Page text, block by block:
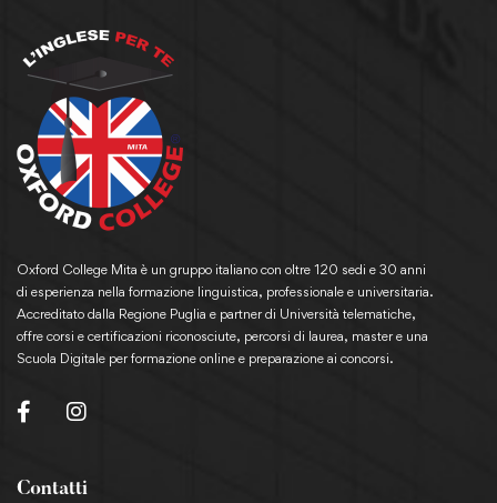
Oxford College Mita è un gruppo italiano con oltre 120 sedi e 30 anni
di esperienza nella formazione linguistica, professionale e universitaria.
Accreditato dalla Regione Puglia e partner di Università telematiche,
offre corsi e certificazioni riconosciute, percorsi di laurea, master e una
Scuola Digitale per formazione online e preparazione ai concorsi.
Contatti